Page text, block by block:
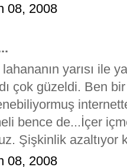
08, 2008
yarısı ile
çok güzeldi. Ben
bence de...İçer
Şişkinlik azaltıyor
08, 2008